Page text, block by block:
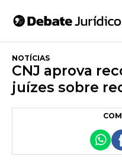
NOTÍCIAS
CNJ aprova
juízes sobre